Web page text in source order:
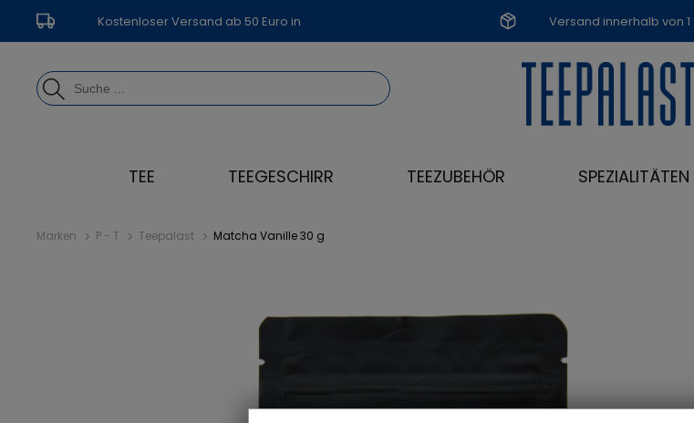
Kostenloser Versand ab 50 Euro in Versand innerhalb von 1
Werktag
TEE TEEGESCHIRR TEEZUBEHÖR SPEZIALITÄTEN
Marken P - T Teepalast Matcha Vanille 30 g